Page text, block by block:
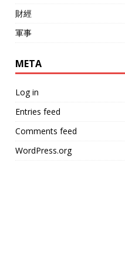
財經
軍事
META
Log in
Entries feed
Comments feed
WordPress.org